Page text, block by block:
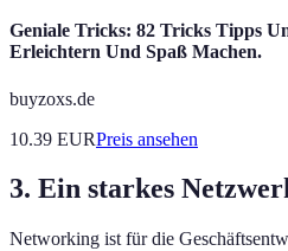
Geniale Tricks: 82 Tricks Tipps
Erleichtern Und Spaß Machen.
buyzoxs.de
10.39 EURPreis ansehen
3. Ein starkes
Networking ist für die